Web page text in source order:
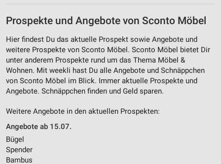
Prospekte und Angebote von Sconto Möbel
Hier findest Du das aktuelle Prospekt sowie Angebote und
weitere Prospekte von Sconto Möbel. Sconto Möbel bietet Dir
unter anderem Prospekte rund um das Thema Möbel &
Wohnen. Mit weekli hast Du alle Angebote und Schnäppchen
von Sconto Möbel im Blick. Immer aktuelle Prospekte und
Angebote. Schnäppchen finden und Geld sparen.
Weitere Angebote in den aktuellen Prospekten:
Angebote ab 15.07.
Bügel
Spender
Bambus